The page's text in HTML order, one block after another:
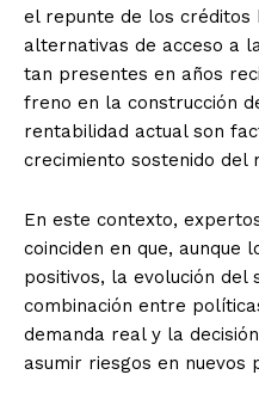
el repunte de los créditos
alternativas de acceso a
tan presentes en años
freno en la construcción
rentabilidad actual son
crecimiento sostenido del
En este contexto,
coinciden en que, aunque
positivos, la evolución del
combinación entre
demanda real y la
asumir riesgos en nuevos